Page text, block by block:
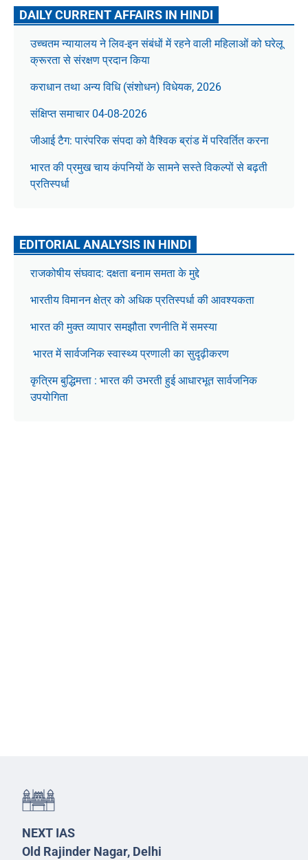
DAILY CURRENT AFFAIRS IN HINDI
उच्चतम न्यायालय ने लिव-इन संबंधों में रहने वाली महिलाओं को घरेलू
क्रूरता से संरक्षण प्रदान किया
कराधान तथा अन्य विधि (संशोधन) विधेयक, 2026
संक्षिप्त समाचार 04-08-2026
जीआई टैग: पारंपरिक संपदा को वैश्विक ब्रांड में परिवर्तित करना
भारत की प्रमुख चाय कंपनियों के सामने सस्ते विकल्पों से बढ़ती
प्रतिस्पर्धा
EDITORIAL ANALYSIS IN HINDI
राजकोषीय संघवाद: दक्षता बनाम समता के मुद्दे
भारतीय विमानन क्षेत्र को अधिक प्रतिस्पर्धा की आवश्यकता
भारत की मुक्त व्यापार समझौता रणनीति में समस्या
भारत में सार्वजनिक स्वास्थ्य प्रणाली का सुदृढ़ीकरण
कृत्रिम बुद्धिमत्ता : भारत की उभरती हुई आधारभूत सार्वजनिक
उपयोगिता
NEXT IAS
Old Rajinder Nagar, Delhi